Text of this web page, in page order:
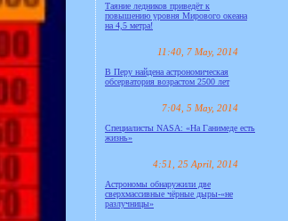
Таяние ледников приведёт к
повышению уровня Мирового океана
на 4,5 метра!
11:40, 7 May, 2014
В Перу найдена астрономическая
обсерватория возрастом 2500 лет
7:04, 5 May, 2014
Специалисты NASA: «На Ганимеде есть
жизнь»
4:51, 25 April, 2014
Астрономы обнаружили две
сверхмассивные чёрные дыры-«не
разлучницы»